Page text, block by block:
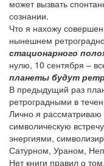
может вызвать
сознании.
Что я нахожу
нынешнем
стационарного
нулю, 10 сентября –
планеты будут
В предыдущий раз
ретроградными в
Лично я рассматриваю
символическую
энергиями,
Сатурном, Ураном,
Нет книги правил о